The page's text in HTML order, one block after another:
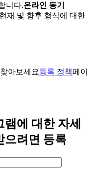
니다.온라인 동기
현재 및 향후 형식에 대한
아보세요등록 정책페이
에 대한 자세
으려면 등록